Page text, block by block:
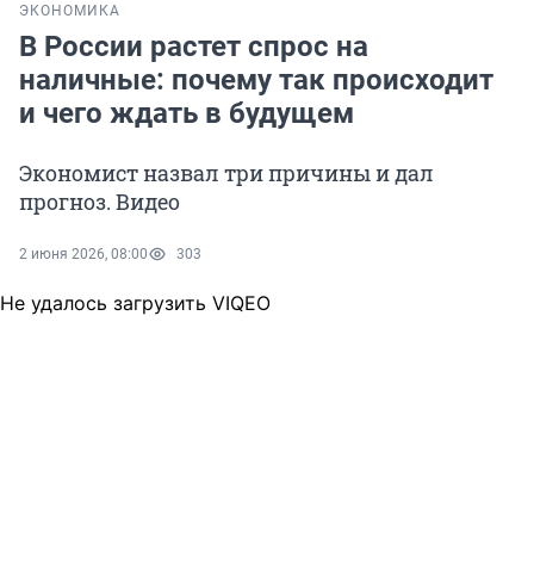
ЭКОНОМИКА
В России растет спрос на
наличные: почему так происходит
и чего ждать в будущем
Экономист назвал три причины и дал
прогноз. Видео
2 июня 2026, 08:00 303
Не удалось загрузить VIQEO